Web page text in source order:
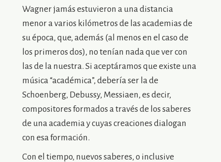
Wagner jamás estuvieron a una distancia
menor a varios kilómetros de las academias de
su época, que, además (al menos en el caso de
los primeros dos), no tenían nada que ver con
las de la nuestra. Si aceptáramos que existe una
música “académica”, debería ser la de
Schoenberg, Debussy, Messiaen, es decir,
compositores formados a través de los saberes
de una academia y cuyas creaciones dialogan
con esa formación.
Con el tiempo, nuevos saberes, o inclusive